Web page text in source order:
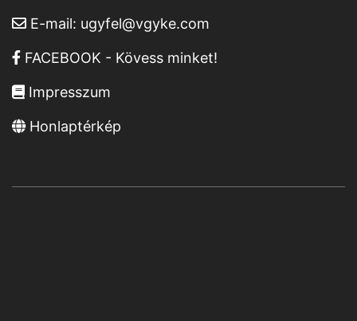
E-mail: ugyfel@vgyke.com
FACEBOOK - Kövess minket!
Impresszum
Honlaptérkép